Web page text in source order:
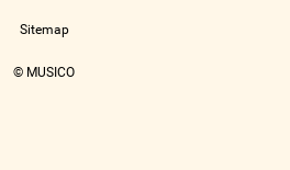
Sitemap
© MUSICO